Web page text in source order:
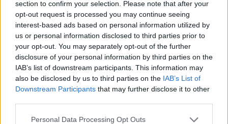
section to confirm your selection. Please note that after your
opt-out request is processed you may continue seeing
interest-based ads based on personal information utilized by
us or personal information disclosed to third parties prior to
your opt-out. You may separately opt-out of the further
disclosure of your personal information by third parties on the
IAB’s list of downstream participants. This information may
also be disclosed by us to third parties on the IAB’s List of
Downstream Participants that may further disclose it to other
Personal Data Processing Opt Outs